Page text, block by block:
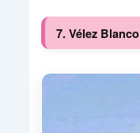
7. Vélez Blanco